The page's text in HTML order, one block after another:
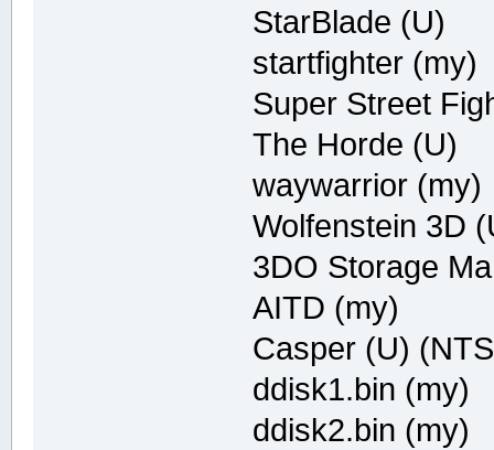
StarBlade (U)
startfighter (my)
Super Street
The Horde (U)
waywarrior (my)
Wolfenstein 3D
3DO Storage
AITD (my)
Casper (U)
ddisk1.bin (my)
ddisk2.bin (my)